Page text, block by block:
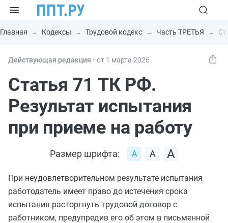
Главная Кодексы Трудовой кодекс Часть ТРЕТЬЯ
Действующая редакция ⸱ от 1 марта 2026
Статья 71 ТК РФ.
Результат испытания
при приеме на работу
Размер шрифта:
При неудовлетворительном результате испытания
работодатель имеет право до истечения срока
испытания расторгнуть трудовой договор с
работником, предупредив его об этом в письменной